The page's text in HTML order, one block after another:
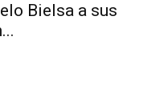
Bielsa a sus